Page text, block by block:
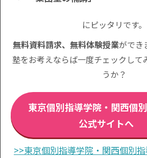
にピッタリです。
無料資料請求、無料体験授業ができ
塾をお考えならば一度チェックして
うか？
東京個別指導学院・関西個
公式サイトへ
>>東京個別指導学院・関西個別